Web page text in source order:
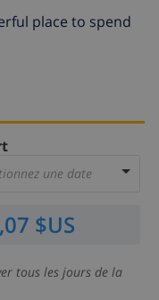
place to spend
une date
$US
tous les jours de la